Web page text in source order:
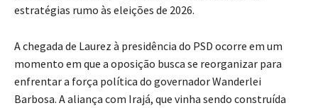
estratégias rumo às eleições de 2026.
A chegada de Laurez à presidência do PSD ocorre em um
momento em que a oposição busca se reorganizar para
enfrentar a força política do governador Wanderlei
Barbosa. A aliança com Irajá, que vinha sendo construída